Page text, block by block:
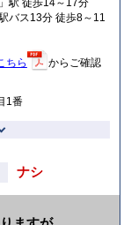
バス13分 徒歩8～11
ちら
からご確認
1番
ナシ